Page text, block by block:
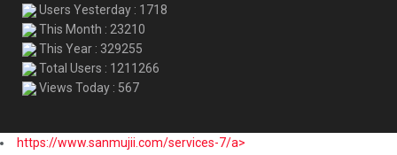
Users Yesterday : 1718
This Month : 23210
This Year : 329255
Total Users : 1211266
Views Today : 567
https://www.sanmujii.com/services-7/a>